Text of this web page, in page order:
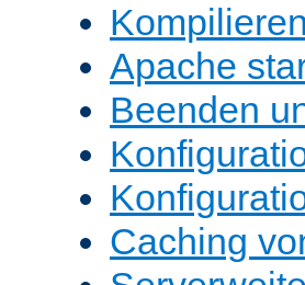
Apache
Beenden
Caching